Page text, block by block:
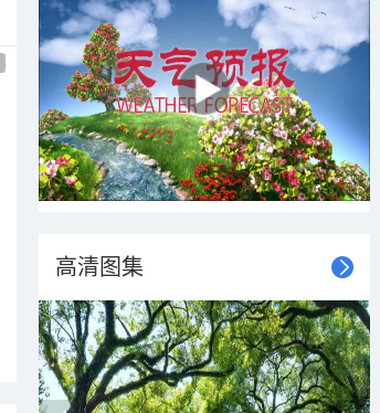
高清图集